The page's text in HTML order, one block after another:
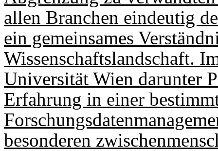
allen Branchen eindeutig
ein gemeinsames
Wissenschaftslandschaft.
Universität Wien darunter
Erfahrung in einer
besonderen